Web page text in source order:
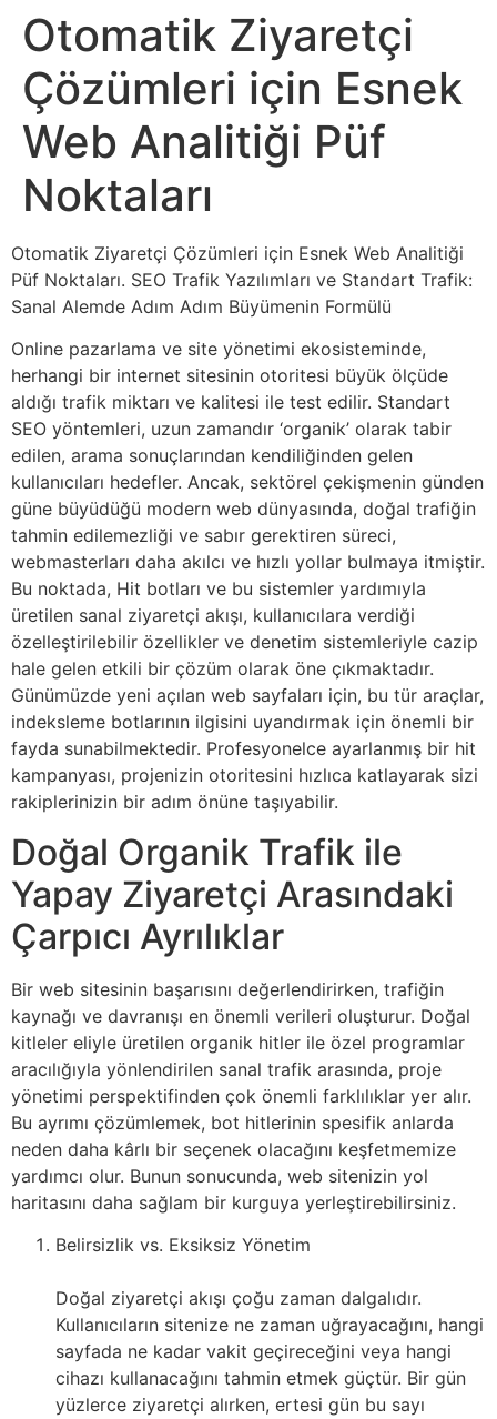
Otomatik Ziyaretçi
Çözümleri için Esnek
Web Analitiği Püf
Noktaları
Otomatik Ziyaretçi Çözümleri için Esnek Web Analitiği
Püf Noktaları. SEO Trafik Yazılımları ve Standart Trafik:
Sanal Alemde Adım Adım Büyümenin Formülü
Online pazarlama ve site yönetimi ekosisteminde,
herhangi bir internet sitesinin otoritesi büyük ölçüde
aldığı trafik miktarı ve kalitesi ile test edilir. Standart
SEO yöntemleri, uzun zamandır ‘organik’ olarak tabir
edilen, arama sonuçlarından kendiliğinden gelen
kullanıcıları hedefler. Ancak, sektörel çekişmenin günden
güne büyüdüğü modern web dünyasında, doğal trafiğin
tahmin edilemezliği ve sabır gerektiren süreci,
webmasterları daha akılcı ve hızlı yollar bulmaya itmiştir.
Bu noktada, Hit botları ve bu sistemler yardımıyla
üretilen sanal ziyaretçi akışı, kullanıcılara verdiği
özelleştirilebilir özellikler ve denetim sistemleriyle cazip
hale gelen etkili bir çözüm olarak öne çıkmaktadır.
Günümüzde yeni açılan web sayfaları için, bu tür araçlar,
indeksleme botlarının ilgisini uyandırmak için önemli bir
fayda sunabilmektedir. Profesyonelce ayarlanmış bir hit
kampanyası, projenizin otoritesini hızlıca katlayarak sizi
rakiplerinizin bir adım önüne taşıyabilir.
Doğal Organik Trafik ile
Yapay Ziyaretçi Arasındaki
Çarpıcı Ayrılıklar
Bir web sitesinin başarısını değerlendirirken, trafiğin
kaynağı ve davranışı en önemli verileri oluşturur. Doğal
kitleler eliyle üretilen organik hitler ile özel programlar
aracılığıyla yönlendirilen sanal trafik arasında, proje
yönetimi perspektifinden çok önemli farklılıklar yer alır.
Bu ayrımı çözümlemek, bot hitlerinin spesifik anlarda
neden daha kârlı bir seçenek olacağını keşfetmemize
yardımcı olur. Bunun sonucunda, web sitenizin yol
haritasını daha sağlam bir kurguya yerleştirebilirsiniz.
Belirsizlik vs. Eksiksiz Yönetim
Doğal ziyaretçi akışı çoğu zaman dalgalıdır.
Kullanıcıların sitenize ne zaman uğrayacağını, hangi
sayfada ne kadar vakit geçireceğini veya hangi
cihazı kullanacağını tahmin etmek güçtür. Bir gün
yüzlerce ziyaretçi alırken, ertesi gün bu sayı